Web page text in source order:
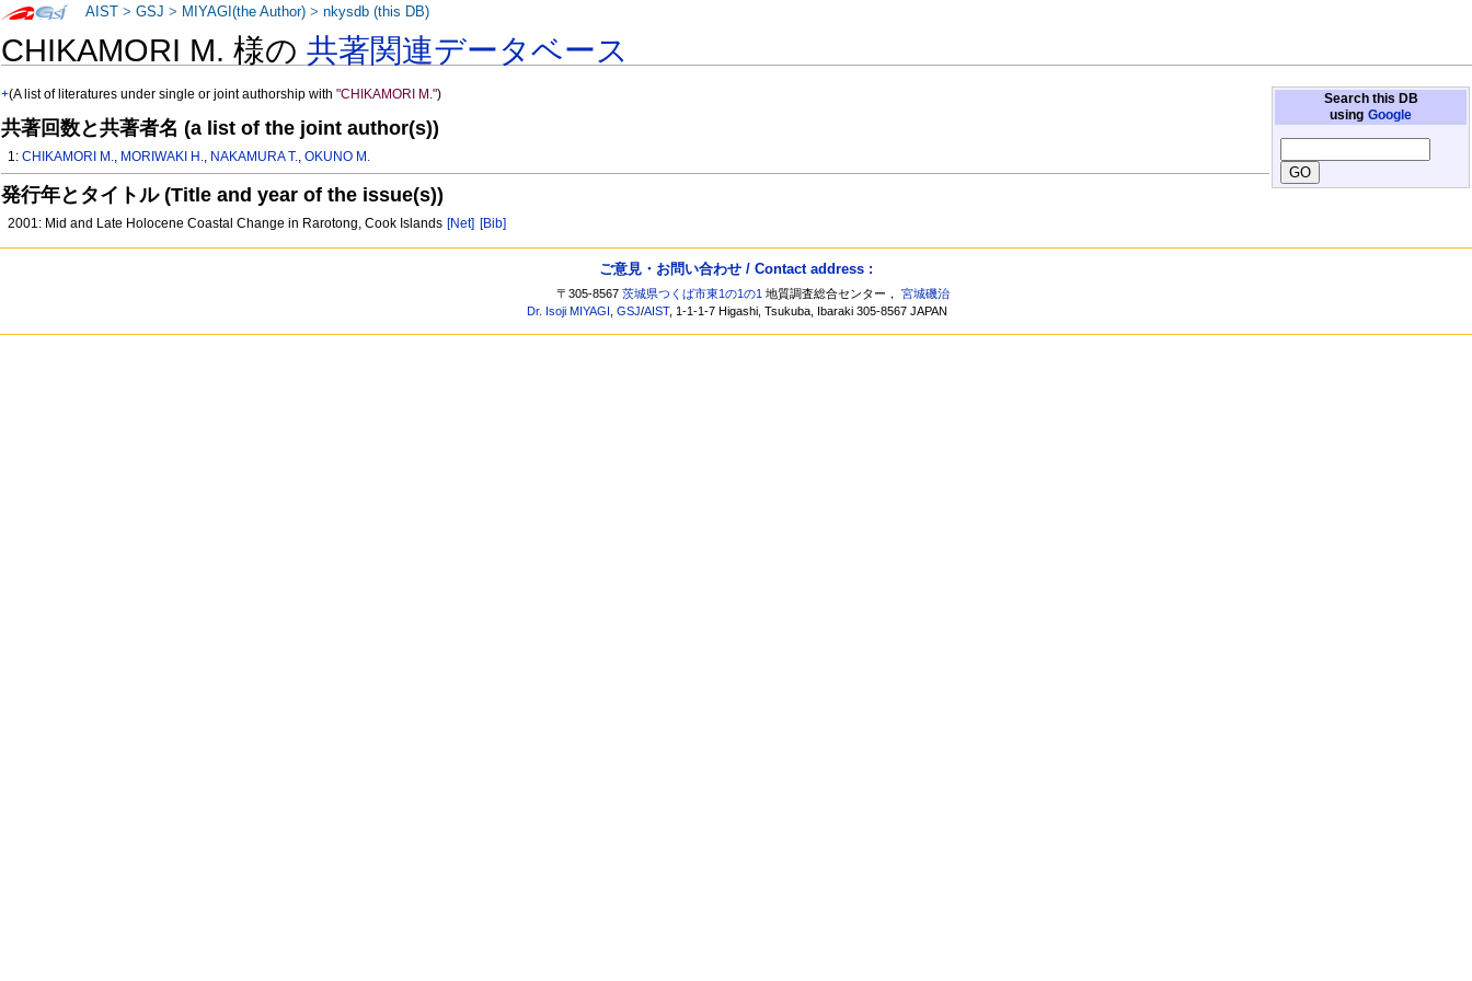
CHIKAMORI M. 様の共著関連データベース
Search this DB
using Google
+(A list of literatures under single or joint authorship with"CHIKAMORI M.")
共著回数と共著者名 (a list of the joint author(s))
1:CHIKAMORI M., MORIWAKI H., NAKAMURA T.,OKUNO M.
発行年とタイトル (Title and year of the issue(s))
2001: Mid and Late Holocene Coastal Change in Rarotong, Cook Islands [Net] [Bib]
AIST >GSJ > MIYAGI(the Author) >nkysdb (this DB)
ご意見・お問い合わせ / Contact address :
〒305-8567茨城県つくば市東1の1の1 地質調査総合センター，宮城磯治
Dr. Isoji MIYAGI ,GSJ/AIST, 1-1-1-7 Higashi, Tsukuba, Ibaraki 305-8567 JAPAN